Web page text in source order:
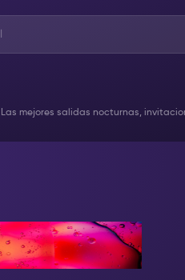
mejores salidas nocturnas,